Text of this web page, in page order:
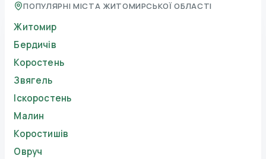
ПОПУЛЯРНІ МІСТА ЖИТОМИРСЬКОЇ ОБЛАСТІ
Житомир
Бердичів
Коростень
Звягель
Іскоростень
Малин
Коростишів
Овруч